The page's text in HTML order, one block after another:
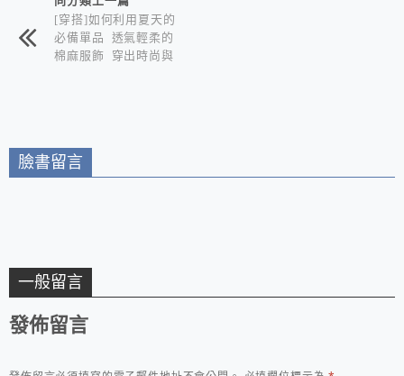
[穿搭]如何利用夏天的
必備單品 透氣輕柔的
棉麻服飾 穿出時尚與
臉書留言
一般留言
發佈留言